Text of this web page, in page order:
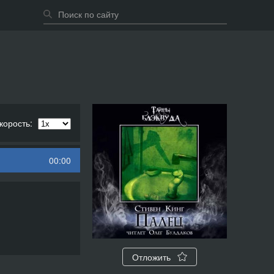
Отложить
00:00